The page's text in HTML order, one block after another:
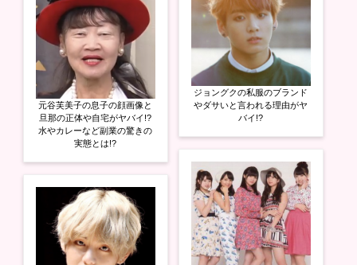
元谷芙美子の息子の顔画像と
旦那の正体や自宅がヤバイ!?
水やカレーなど副業の驚きの
実態とは!?
ジョングクの私服のブランド
やダサいと言われる理由がヤ
バイ!?